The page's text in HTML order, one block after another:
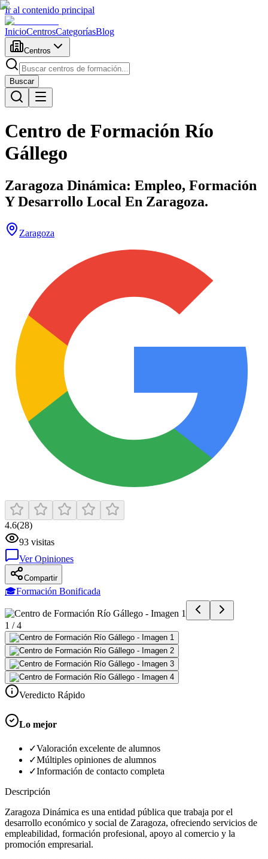
Ir al contenido principal
InicioCentrosCategoríasBlog
Centros
Buscar
Centro de Formación Río
Gállego
Zaragoza Dinámica: Empleo, Formación
Y Desarrollo Local En Zaragoza.
Zaragoza
4.6(28)
93 visitas
Ver Opiniones
Compartir
🎓Formación Bonificada
1 /4
Veredicto Rápido
Lo mejor
✓Valoración excelente de alumnos
✓Múltiples opiniones de alumnos
✓Información de contacto completa
Descripción
Zaragoza Dinámica es una entidad pública que trabaja por el
desarrollo económico y social de Zaragoza, ofreciendo servicios de
empleabilidad, formación profesional, apoyo al comercio y la
promoción empresarial.